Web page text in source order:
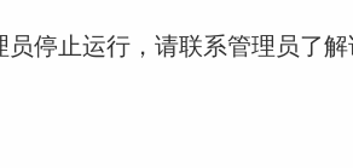
停止运行，请联系管理员了